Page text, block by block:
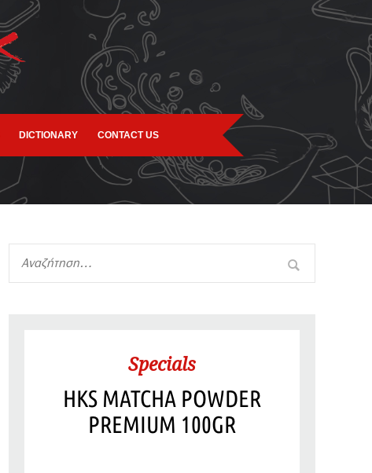
DICTIONARY CONTACT US
Specials
HKS MATCHA POWDER
PREMIUM 100GR